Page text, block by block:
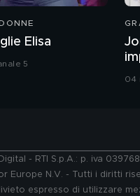
Elisa
5
04
- RTI S.p.A.: p. iva
Europe N.V. - Tutti i diritti
espresso di utilizzare